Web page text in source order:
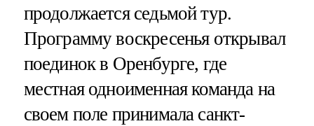
продолжается седьмой тур.
Программу воскресенья открывал
поединок в Оренбурге, где
местная одноименная команда на
своем поле принимала санкт-